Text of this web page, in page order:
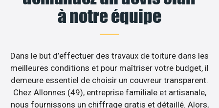
à notre équipe
Dans le but d’effectuer des travaux de toiture dans les
meilleures conditions et pour maîtriser votre budget, il
demeure essentiel de choisir un couvreur transparent.
Chez Allonnes (49), entreprise familiale et artisanale,
nous fournissons un chiffrage gratis et détaillé. Alors,